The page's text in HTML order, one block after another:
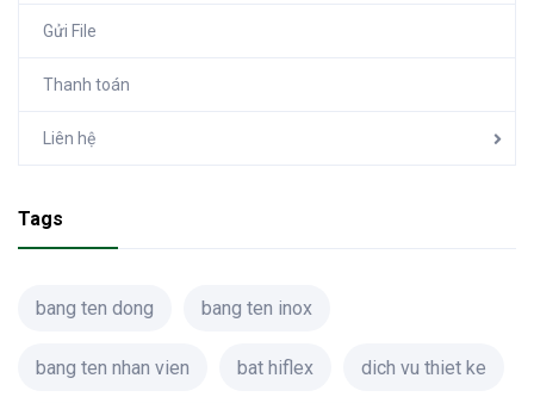
Gửi File
Thanh toán
Liên hệ
Tags
bang ten dong bang ten inox
bang ten nhan vien bat hiflex dich vu thiet ke